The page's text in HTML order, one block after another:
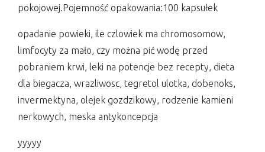
pokojowej.Pojemność opakowania:100 kapsułek
opadanie powieki, ile czlowiek ma chromosomow,
limfocyty za mało, czy można pić wodę przed
pobraniem krwi, leki na potencje bez recepty, dieta
dla biegacza, wrazliwosc, tegretol ulotka, dobenoks,
invermektyna, olejek gozdzikowy, rodzenie kamieni
nerkowych, meska antykoncepcja
yyyyy